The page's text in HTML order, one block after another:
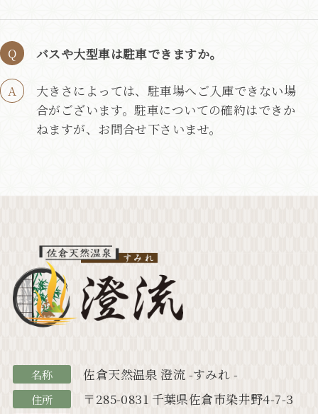
バスや大型車は駐車できますか。
大きさによっては、駐車場へご入庫できない場
合がございます。駐車についての確約はできか
ねますが、お問合せ下さいませ。
名称 佐倉天然温泉 澄流 -すみれ -
住所 〒285-0831 千葉県佐倉市染井野4-7-3